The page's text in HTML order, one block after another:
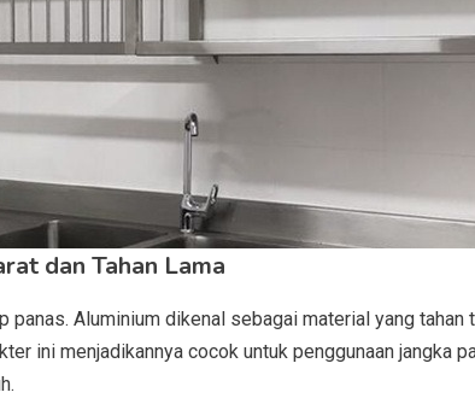
dan Tahan Lama
panas. Aluminium dikenal sebagai material yang tahan
ini menjadikannya cocok untuk penggunaan jangka